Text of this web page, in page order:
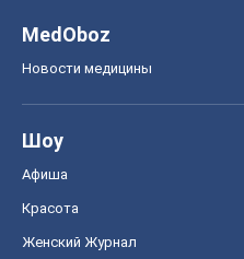
MedOboz
Новости медицины
Шоу
Афиша
Красота
Женский Журнал